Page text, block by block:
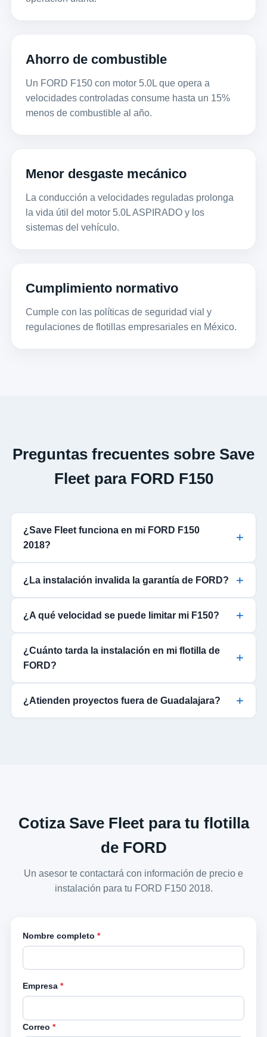
Ahorro de combustible
Un FORD F150 con motor 5.0L que opera a
velocidades controladas consume hasta un 15%
menos de combustible al año.
Menor desgaste mecánico
La conducción a velocidades reguladas prolonga
la vida útil del motor 5.0L ASPIRADO y los
sistemas del vehículo.
Cumplimiento normativo
Cumple con las políticas de seguridad vial y
regulaciones de flotillas empresariales en México.
Preguntas frecuentes sobre Save
Fleet para FORD F150
¿Save Fleet funciona en mi FORD F150
2018?
¿La instalación invalida la garantía de FORD?
¿A qué velocidad se puede limitar mi F150?
¿Cuánto tarda la instalación en mi flotilla de
FORD?
¿Atienden proyectos fuera de Guadalajara?
Cotiza Save Fleet para tu flotilla
de FORD
Un asesor te contactará con información de precio e
instalación para tu FORD F150 2018.
Nombre completo *
Empresa *
Correo *